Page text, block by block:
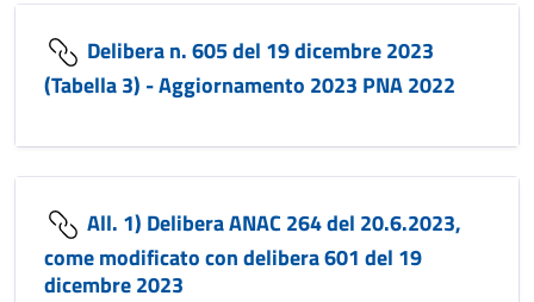
Delibera n. 605 del 19 dicembre 2023
(Tabella 3) - Aggiornamento 2023 PNA 2022
All. 1) Delibera ANAC 264 del 20.6.2023,
come modificato con delibera 601 del 19
dicembre 2023